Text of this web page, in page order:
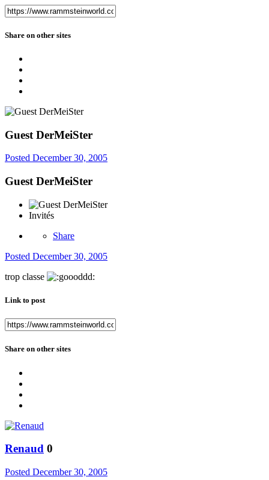
Share on other sites
Guest DerMeiSter
Posted December 30, 2005
Guest DerMeiSter
Invités
Share
Posted December 30, 2005
trop classe
Link to post
Share on other sites
Renaud 0
Posted December 30, 2005